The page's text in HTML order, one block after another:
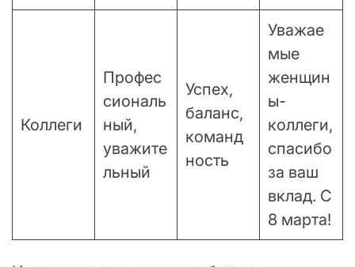
Коллеги
Профес
сиональ
ный,
уважите
льный
Успех,
баланс,
команд
ность
Уважае
мые
женщин
ы-
коллеги,
спасибо
за ваш
вклад. С
8 марта!